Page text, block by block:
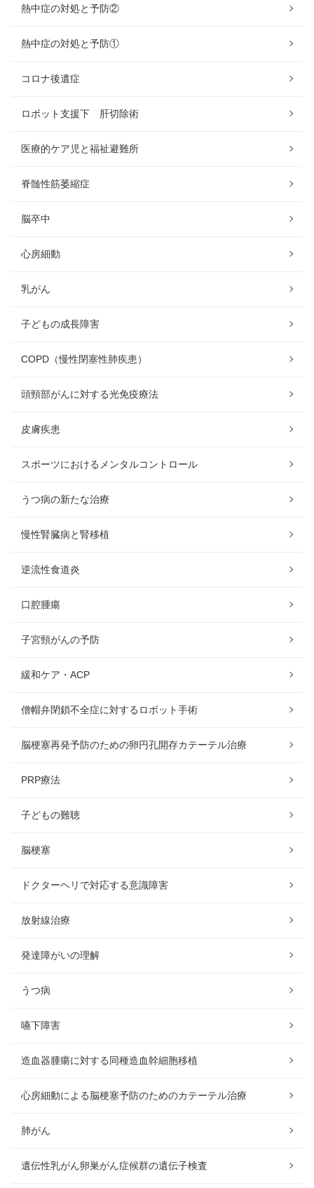
熱中症の対処と予防②
熱中症の対処と予防①
コロナ後遺症
ロボット支援下 肝切除術
医療的ケア児と福祉避難所
脊髄性筋萎縮症
脳卒中
心房細動
乳がん
子どもの成長障害
COPD（慢性閉塞性肺疾患）
頭頸部がんに対する光免疫療法
皮膚疾患
スポーツにおけるメンタルコントロール
うつ病の新たな治療
慢性腎臓病と腎移植
逆流性食道炎
口腔腫瘍
子宮頸がんの予防
緩和ケア・ACP
僧帽弁閉鎖不全症に対するロボット手術
脳梗塞再発予防のための卵円孔開存カテーテル治療
PRP療法
子どもの難聴
脳梗塞
ドクターヘリで対応する意識障害
放射線治療
発達障がいの理解
うつ病
嚥下障害
造血器腫瘍に対する同種造血幹細胞移植
心房細動による脳梗塞予防のためのカテーテル治療
肺がん
遺伝性乳がん卵巣がん症候群の遺伝子検査